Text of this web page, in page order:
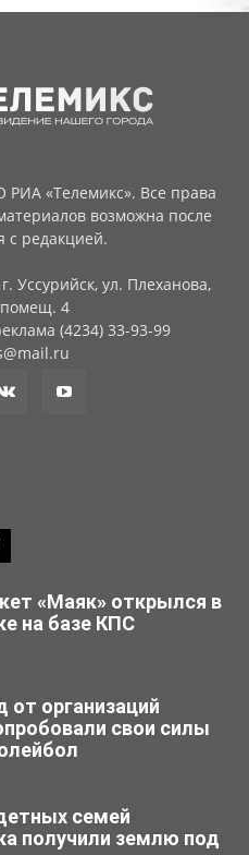
«Телемикс». Все права
возможна после
с редакцией.
Уссурийск, ул. Плеханова,
помещ. 4
(4234) 33-93-99
«Маяк» открылся в
на базе КПС
от организаций
свои силы
семей
получили землю под